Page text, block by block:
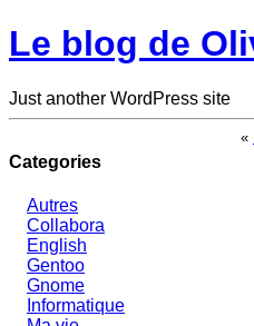
Le blog de
Just another WordPress site
Categories
Autres
Collabora
English
Gentoo
Gnome
Informatique
«